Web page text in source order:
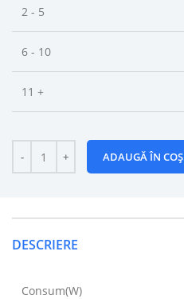
2 - 5
6 - 10
11 +
ADAUGĂ ÎN COȘ
DESCRIERE
Consum(W)